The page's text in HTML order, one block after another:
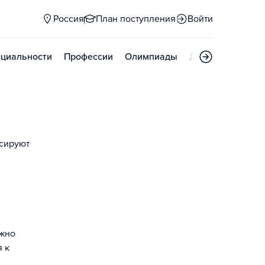
Россия План поступления Войти
Профессии Олимпиады Дни открытых
к